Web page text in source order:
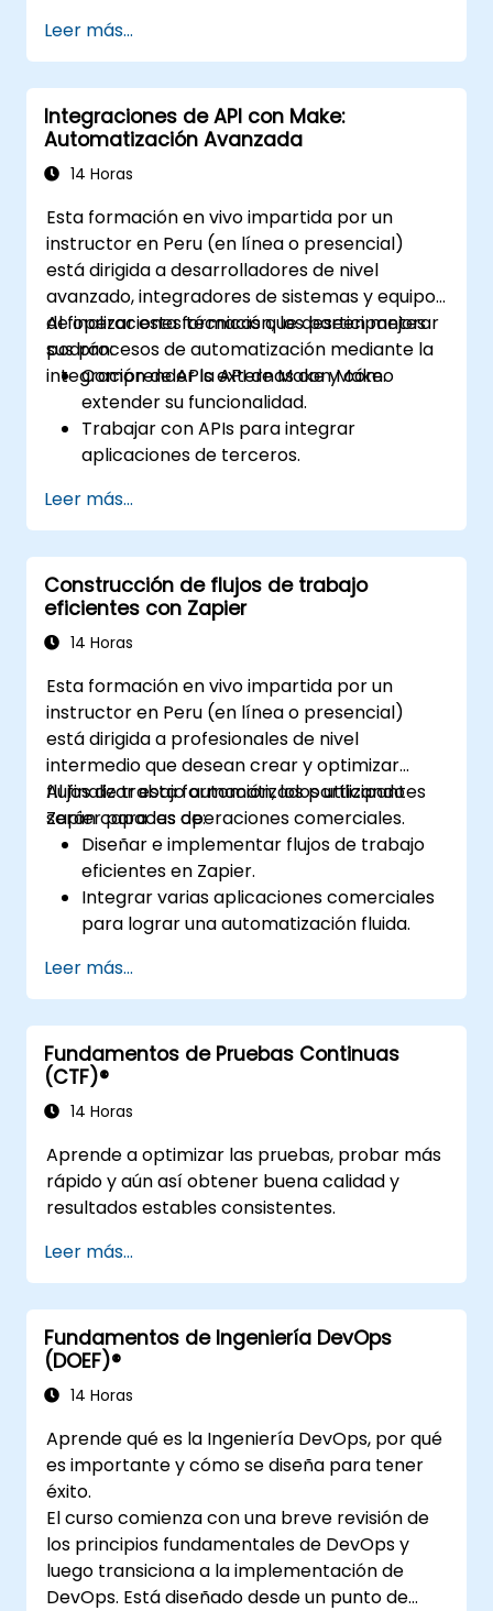
Implementar análisis de sentimiento,
modelado predictivo y toma de
decisiones basada en datos.
Optimizar y escalar flujos de trabajo de
automatización impulsados por IA.
Leer más...
Integraciones de API con Make:
Automatización Avanzada
14 Horas
Esta formación en vivo impartida por un
instructor en Peru (en línea o presencial)
está dirigida a desarrolladores de nivel
avanzado, integradores de sistemas y equipos
de operaciones técnicas que deseen mejorar
sus procesos de automatización mediante la
integración de APIs externas con Make.
Al finalizar esta formación, los participantes
podrán:
Comprender la API de Make y cómo
extender su funcionalidad.
Trabajar con APIs para integrar
aplicaciones de terceros.
aplicaciones no compatibles.
Utilizar técnicas avanzadas de
automatización con Make y APIs.
Leer más...
Construcción de flujos de trabajo
eficientes con Zapier
14 Horas
Esta formación en vivo impartida por un
instructor en Peru (en línea o presencial)
está dirigida a profesionales de nivel
intermedio que desean crear y optimizar
flujos de trabajo automatizados utilizando
Zapier para las operaciones comerciales.
Al finalizar esta formación, los participantes
serán capaces de:
Diseñar e implementar flujos de trabajo
eficientes en Zapier.
Integrar varias aplicaciones comerciales
para lograr una automatización fluida.
resolver problemas comunes.
Escalar la automatización de flujos de
trabajo según las necesidades
comerciales.
Leer más...
Fundamentos de Pruebas Continuas
(CTF)®
14 Horas
Aprende a optimizar las pruebas, probar más
rápido y aún así obtener buena calidad y
resultados estables consistentes.
Leer más...
Fundamentos de Ingeniería DevOps
(DOEF)®
14 Horas
Aprende qué es la Ingeniería DevOps, por qué
es importante y cómo se diseña para tener
éxito.
El curso comienza con una breve revisión de
los principios fundamentales de DevOps y
luego transiciona a la implementación de
DevOps. Está diseñado desde un punto de